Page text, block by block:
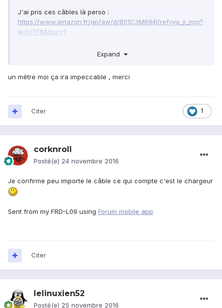
J'ai pris ces câbles là perso :
https://www.amazon.fr/gp/aw/d/B01C3M694I/ref=yo_ii_img?
ie=UTF8&psc=1
peut poser problème à certains.
Expand
un mètre moi ça ira impeccable , merci
1
Citer
corknroll
Posté(e) 24 novembre 2016
Je confirme peu importe le câble ce qui compte c'est le chargeur
Sent from my FRD-L09 using Forum mobile app
Citer
lelinuxien52
Posté(e) 25 novembre 2016